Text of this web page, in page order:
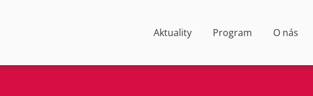
Aktuality Program O nás